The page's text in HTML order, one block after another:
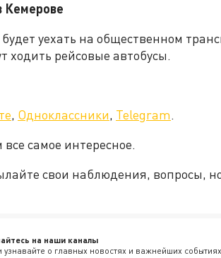
Кемерове
уехать на общественном
ходить рейсовые автобусы.
, Одноклассники, Telegram.
самое интересное.
свои наблюдения, вопросы,
на наши каналы
о главных новостях и важнейших